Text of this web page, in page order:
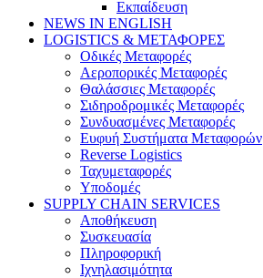
Εκπαίδευση
NEWS IN ENGLISH
LOGISTICS & ΜΕΤΑΦΟΡΕΣ
Οδικές Μεταφορές
Αεροπορικές Μεταφορές
Θαλάσσιες Μεταφορές
Σιδηροδρομικές Μεταφορές
Συνδυασμένες Μεταφορές
Ευφυή Συστήματα Μεταφορών
Reverse Logistics
Ταχυμεταφορές
Υποδομές
SUPPLY CHAIN SERVICES
Αποθήκευση
Συσκευασία
Πληροφορική
Ιχνηλασιμότητα